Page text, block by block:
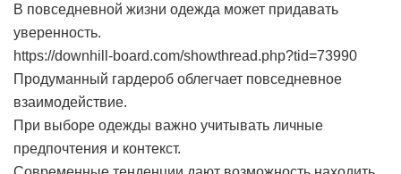
В повседневной жизни одежда может придавать
уверенность.
https://downhill-board.com/showthread.php?tid=73990
Продуманный гардероб облегчает повседневное
взаимодействие.
При выборе одежды важно учитывать личные
предпочтения и контекст.